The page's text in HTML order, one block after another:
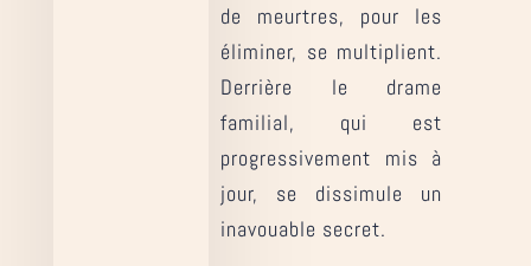
de meurtres, pour les
éliminer, se multiplient.
Derrière le drame
familial, qui est
progressivement mis à
jour, se dissimule un
inavouable secret.